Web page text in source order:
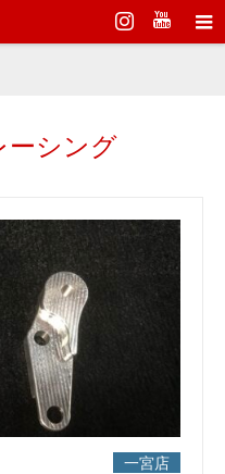
ーシング
一宮店